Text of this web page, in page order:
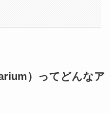
）ってどんなア